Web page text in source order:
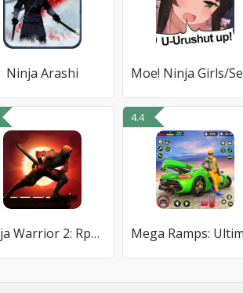
Ninja Arashi
Ninja Warrior 2: Rpg & Warzone
4.4